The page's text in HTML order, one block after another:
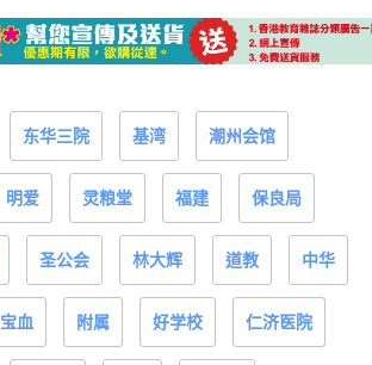
东华三院 基湾 潮州会馆
明爱 灵粮堂 福建 保良局
圣公会 林大辉 道教 中华
宝血 附属 好学校 仁济医院